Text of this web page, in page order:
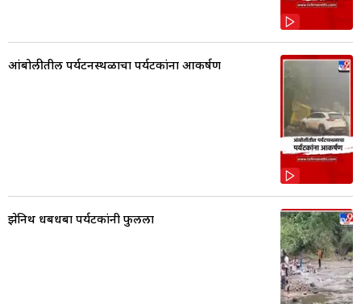
आंबोलीतील पर्यटनस्थळाचा पर्यटकांना आकर्षण
झेनिथ धबधबा पर्यटकांनी फुलला